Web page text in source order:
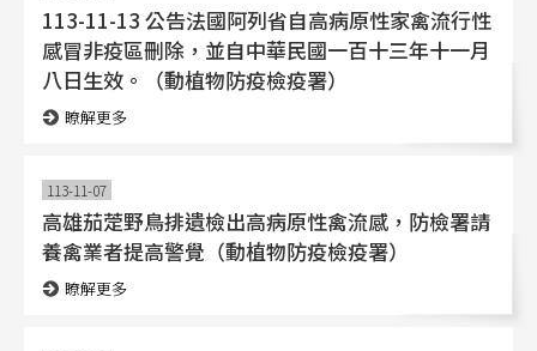
113-11-13 公告法國阿列省自高病原性家禽流行性
感冒非疫區刪除，並自中華民國一百十三年十一月
八日生效。（動植物防疫檢疫署）
瞭解更多
113-11-07
高雄茄萣野鳥排遺檢出高病原性禽流感，防檢署請
養禽業者提高警覺（動植物防疫檢疫署）
瞭解更多